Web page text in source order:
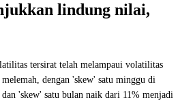
lindung nilai,
tersirat telah melampaui volatilitas
dengan 'skew' satu minggu di
'skew' satu bulan naik dari 11% menjadi